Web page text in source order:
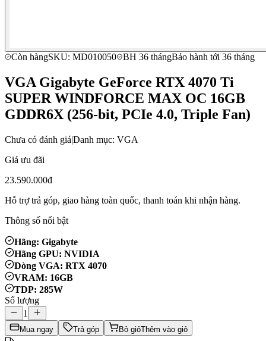
Còn hàngSKU: MD010050 BH 36 thángBảo hành tới 36 tháng
VGA Gigabyte GeForce RTX 4070 Ti
SUPER WINDFORCE MAX OC 16GB
GDDR6X (256-bit, PCIe 4.0, Triple Fan)
Chưa có đánh giá|Danh mục: VGA
Giá ưu đãi
23.590.000đ
Hỗ trợ trả góp, giao hàng toàn quốc, thanh toán khi nhận hàng.
Thông số nổi bật
Hãng: Gigabyte
Hãng GPU: NVIDIA
Dòng VGA: RTX 4070
VRAM: 16GB
TDP: 285W
Số lượng
1
Mua ngay Trả góp Bỏ giỏThêm vào giỏ